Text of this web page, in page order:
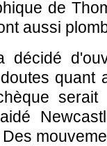
de
aussi
décidé
quant